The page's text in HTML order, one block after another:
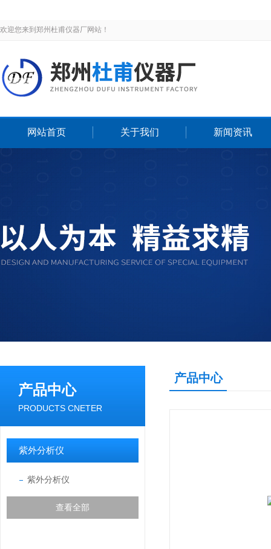
欢迎您来到郑州杜甫仪器厂网站！
网站首页 关于我们 新闻资讯
产品中心
PRODUCTS CNETER
紫外分析仪
紫外分析仪
查看全部
产品中心